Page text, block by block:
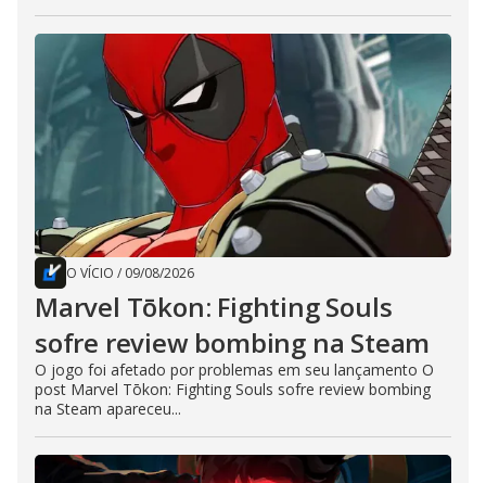
O VÍCIO / 09/08/2026
Marvel Tōkon: Fighting Souls
sofre review bombing na Steam
O jogo foi afetado por problemas em seu lançamento O
post Marvel Tōkon: Fighting Souls sofre review bombing
na Steam apareceu...